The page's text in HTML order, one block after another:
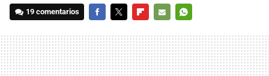
19 comentarios
MAIL